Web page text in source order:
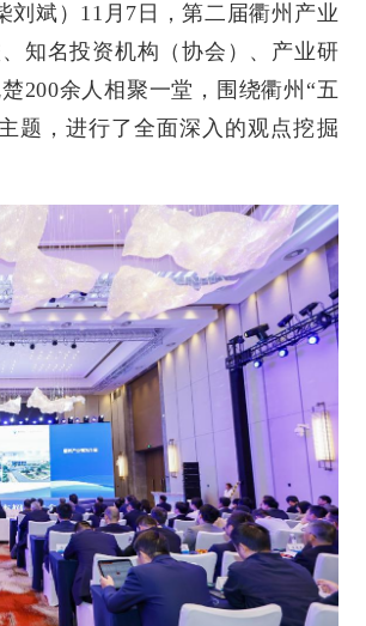
刘斌）11月7日，第二届衢州产业
知名投资机构（协会）、产业研
200余人相聚一堂，围绕衢州“五
题，进行了全面深入的观点挖掘